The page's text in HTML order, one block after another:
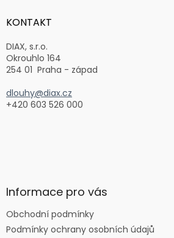
aKONTAKT
DIAX, s.r.o.
Okrouhlo 164
254 01 Praha - západ
dlouhy@diax.cz
+420 603 526 000
Informace pro vás
Obchodní podmínky
Podmínky ochrany osobních údajů